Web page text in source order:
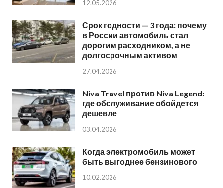
12.05.2026
Срок годности — 3 года: почему
в России автомобиль стал
дорогим расходником, а не
долгосрочным активом
27.04.2026
Niva Travel против Niva Legend:
где обслуживание обойдется
дешевле
03.04.2026
Когда электромобиль может
быть выгоднее бензинового
10.02.2026